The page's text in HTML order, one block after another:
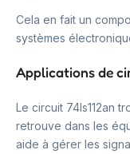
Cela en fait un
systèmes
Applications de
Le circuit 74ls112an
retrouve dans les
aide à gérer les